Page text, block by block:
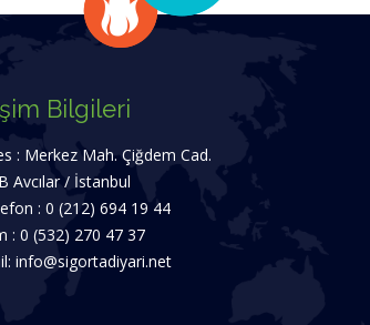
Bilgileri
: Merkez Mah. Çiğdem Cad.
Avcılar / İstanbul
: 0 (212) 694 19 44
: 0 (532) 270 47 37
info@sigortadiyari.net